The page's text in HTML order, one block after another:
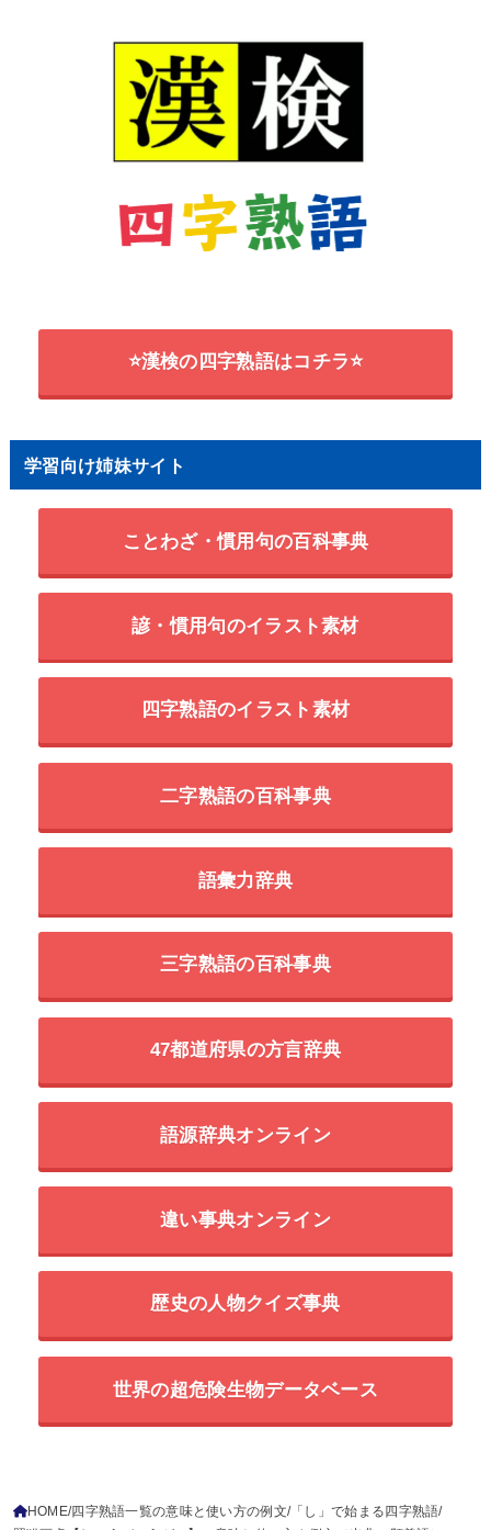
⭐漢検の四字熟語はコチラ⭐
学習向け姉妹サイト
ことわざ・慣用句の百科事典
諺・慣用句のイラスト素材
四字熟語のイラスト素材
二字熟語の百科事典
語彙力辞典
三字熟語の百科事典
47都道府県の方言辞典
語源辞典オンライン
違い事典オンライン
歴史の人物クイズ事典
世界の超危険生物データベース
HOME 四字熟語一覧の意味と使い方の例文 「し」で始まる四字熟語